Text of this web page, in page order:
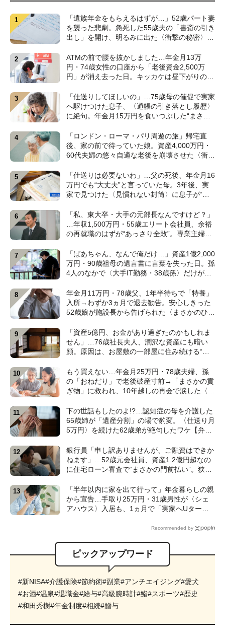
「遺族年金をもらえるはずが…」52歳パート妻
を襲った悲劇。急死した55歳夫の「書斎の引き
出し」を開け、明るみに出た〈衝撃の秘密〉
ATMの前で腰を抜かしました…年金月13万
円・74歳女性の口座から「老後資金2,500万
円」が消え去った日。キッカケは昼下がりの
「仕送りしてほしいの」…75歳母の催促で実家
へ駆けつけた息子、〈通帳の引き落とし履歴〉
に絶句。年金月15万円を食いつぶした“まさか
「ロンドン・ローマ・パリ周遊の旅」帰宅直
後、家の前で待っていた娘。資産4,000万円・
60代夫婦の悠々自適な老後を崩壊させた〈衝撃
「仕送りは必要ないわ」…父の死後、年金月16
万円でも“大丈夫”と言っていた母。3年後、実
家で見つけた〈見慣れない封筒〉に息子が“思
「私、東大卒・大手の元部長なんですけど？」
…年収1,500万円・55歳エリート会社員、余裕
の再就職のはずが“あっさり全敗”。専業主婦の
【CFPの助言】
「ばあちゃん、なんで俺だけ…」資産1億2,000
万円・90歳祖母の遺言書に言葉を失った日。孫
4人のなかで〈大手IT勤務・38歳孫〉だけが遺
年金月11万円・78歳父、1年半待ちで「特養」
入所→わずか3ヵ月で退去勧告。安心しきった
52歳娘が施設長から告げられた〈まさかのひと
「資産5億円、お金があり過ぎたのかもしれま
せん」…76歳社長夫人、潤沢な資産にも暗い
顔。原因は、お屋敷の一部屋に住み続ける“跡
もう買えない…年金月25万円・78歳夫婦、孫
の「おねだり」で老後破産寸前→「まさかの貢
ぎ物」に救われ、10年越しの再会で涙した〈孫
下の世話もしたのよ!?…認知症の母を介護した
65歳姉が「遺産分割」の場で豹変。〈仕送り月
5万円〉を続けた62歳弟が絶句したワケ【弁護
銀行員「申し訳ありませんが、ご融資はできか
ねます」…52歳元会社員、資産1.2億円超なの
に住宅ローン審査で“まさかの門前払い”。狭い
の解説】
「半年以内に家を出て行って」年金暮らしの親
から宣告…手取り25万円・31歳男性が〈シェ
アハウス〉入居も、1ヵ月で「実家へUター
Recommended by
ピックアップワード
#新NISA#介護保険#節約術#副業#アンチエイジング#愛犬
#お酒#温泉#退職金#給与#高級腕時計#鮨#スポーツ#歴史
#和田秀樹#年金制度#相続#贈与